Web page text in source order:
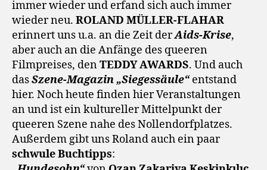
immer wieder und erfand sich auch immer
wieder neu. ROLAND MÜLLER-FLAHAR
erinnert uns u.a. an die Zeit derAids-Krise,
aber auch an die Anfänge des queeren
Filmpreises, denTEDDY AWARDS. Und auch
dasSzene-Magazin „Siegessäule“entstand
hier. Noch heute finden hier Veranstaltungen
an und ist ein kultureller Mittelpunkt der
queeren Szene nahe des Nollendorfplatzes.
Außerdem gibt uns Roland auch ein paar
schwule Buchtipps: